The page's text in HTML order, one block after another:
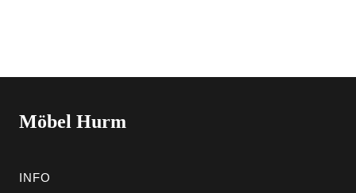
Möbel Hurm
INFO